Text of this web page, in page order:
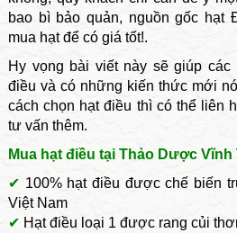
bao bì bảo quản, nguồn gốc hạt
mua hạt để có giá tốt!.
Hy vọng bài viết này sẽ giúp
điều và có những kiến thức mới
cách chọn hạt điều thì có thể liên
tư vấn thêm.
Mua hạt điều tại Thảo Dược Vĩnh
✔ 100% hạt điều được chế biến
Việt Nam
✔ Hạt điều loại 1 được rang củi